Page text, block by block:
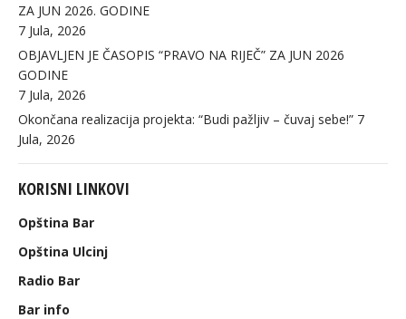
ZA JUN 2026. GODINE
7 Jula, 2026
OBJAVLJEN JE ČASOPIS “PRAVO NA RIJEČ” ZA JUN 2026
GODINE
7 Jula, 2026
Okončana realizacija projekta: “Budi pažljiv – čuvaj sebe!” 7
Jula, 2026
KORISNI LINKOVI
Opština Bar
Opština Ulcinj
Radio Bar
Bar info